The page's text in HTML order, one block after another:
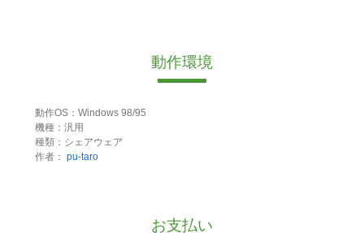
動作環境
動作OS：Windows 98/95
機種：汎用
種類：シェアウェア
作者： pu-taro
お支払い